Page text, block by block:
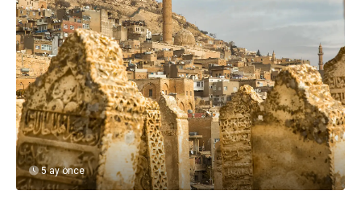
5 ay önce